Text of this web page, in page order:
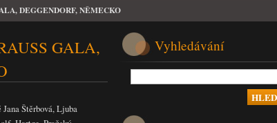
DEGGENDORF, NĚMECKO
GALA,
Štěrbová, Ljuba
Vyhledávání